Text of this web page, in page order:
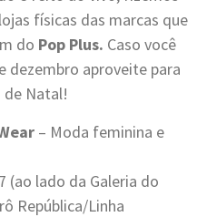
físicas das marcas que
do Pop Plus. Caso você
dezembro aproveite para
de Natal!
– Moda feminina e
(ao lado da Galeria do
República/Linha